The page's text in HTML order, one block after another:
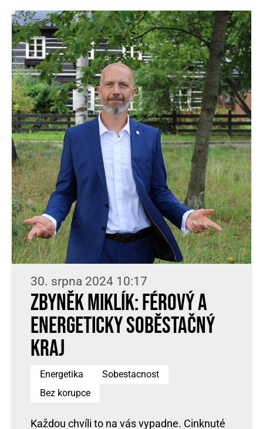
30. srpna 2024 10:17
Zbyněk Miklík: férový a
Energeticky soběstačný
kraj
Energetika
Sobestacnost
Bez korupce
Každou chvíli to na vás vypadne. Cinknuté